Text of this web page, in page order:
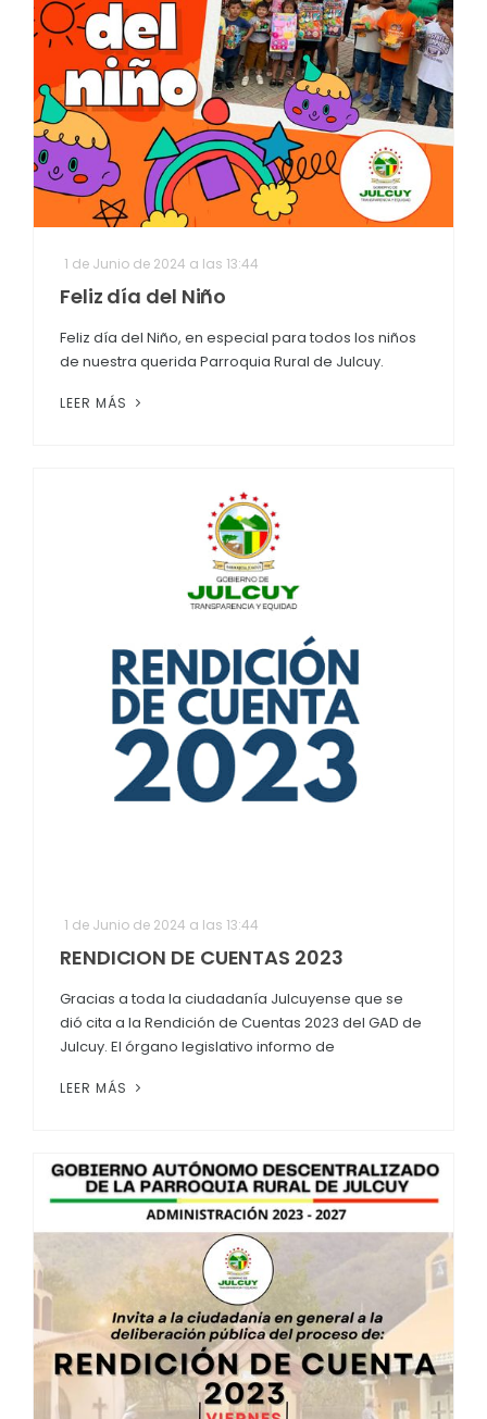
1 de Junio de 2024 a las 13:44
Feliz día del Niño
Feliz día del Niño, en especial para todos los niños
de nuestra querida Parroquia Rural de Julcuy.
LEER MÁS
1 de Junio de 2024 a las 13:44
RENDICION DE CUENTAS 2023
Gracias a toda la ciudadanía Julcuyense que se
dió cita a la Rendición de Cuentas 2023 del GAD de
Julcuy. El órgano legislativo informo de
LEER MÁS